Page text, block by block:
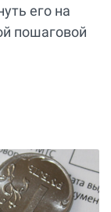
его на
пошаговой